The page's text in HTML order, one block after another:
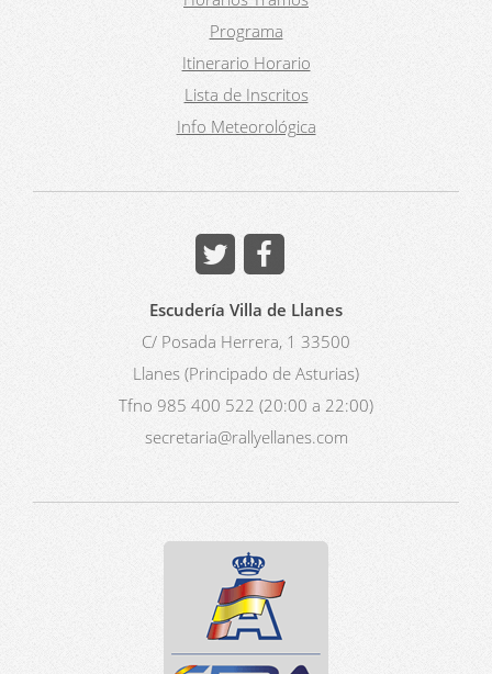
Programa
Itinerario Horario
Lista de Inscritos
Info Meteorológica
Escudería Villa de Llanes
C/ Posada Herrera, 1 33500
Llanes (Principado de Asturias)
Tfno 985 400 522 (20:00 a 22:00)
secretaria@rallyellanes.com